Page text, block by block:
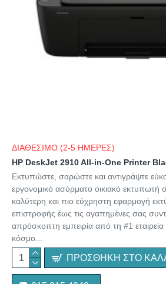
ΔΙΑΘΕΣΙΜΟ (2-5 ΗΜΕΡΕΣ)
Εκτυπώστε, σαρώστε και αντιγράψτε
εργονομικό ασύρματο οικιακό εκτυπωτή
καλύτερη και πιο εύχρηστη εφαρμογή
επιστροφής έως τις αγαπημένες σας
απρόσκοπτη εμπειρία από τη #1
κόσμο...
ΠΡΟΣΘΉΚΗ ΣΤΟ